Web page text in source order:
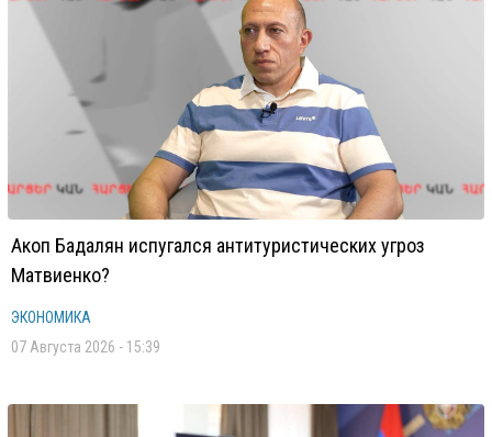
Акоп Бадалян испугался антитуристических угроз
Матвиенко?
ЭКОНОМИКА
07 Августа 2026 - 15:39